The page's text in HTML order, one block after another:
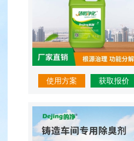
使用方案 获取报价